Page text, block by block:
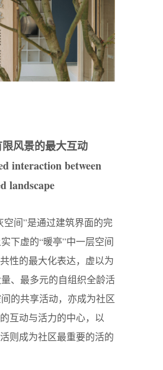
风景的最大互动
interaction between
landscape
空间”是通过建筑界面的完
下虚的“暖亭”中一层空间
性的最大化表达，虚以为
、最多元的自组织全龄活
的共享活动，亦成为社区
互动与活力的中心，以
则成为社区最重要的活的